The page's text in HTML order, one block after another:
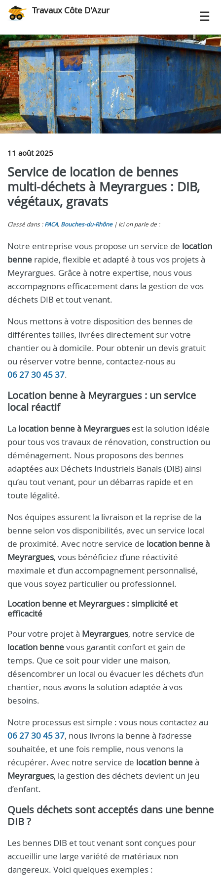
Travaux Côte D'Azur
11 août 2025
Service de location de bennes
multi-déchets à Meyrargues : DIB,
végétaux, gravats
Classé dans : PACA, Bouches-du-Rhône Ici on parle de :
Notre entreprise vous propose un service de location
benne rapide, flexible et adapté à tous vos projets à
Meyrargues. Grâce à notre expertise, nous vous
accompagnons efficacement dans la gestion de vos
déchets DIB et tout venant.
Nous mettons à votre disposition des bennes de
différentes tailles, livrées directement sur votre
chantier ou à domicile. Pour obtenir un devis gratuit
ou réserver votre benne, contactez-nous au
06 27 30 45 37.
Location benne à Meyrargues : un service
local réactif
La location benne à Meyrargues est la solution idéale
pour tous vos travaux de rénovation, construction ou
déménagement. Nous proposons des bennes
adaptées aux Déchets Industriels Banals (DIB) ainsi
qu’au tout venant, pour un débarras rapide et en
toute légalité.
Nos équipes assurent la livraison et la reprise de la
benne selon vos disponibilités, avec un service local
de proximité. Avec notre service de location benne à
Meyrargues, vous bénéficiez d’une réactivité
maximale et d’un accompagnement personnalisé,
que vous soyez particulier ou professionnel.
Location benne et Meyrargues : simplicité et
efficacité
Pour votre projet à Meyrargues, notre service de
location bennevous garantit confort et gain de
temps. Que ce soit pour vider une maison,
désencombrer un local ou évacuer les déchets d’un
chantier, nous avons la solution adaptée à vos
besoins.
Notre processus est simple : vous nous contactez au
06 27 30 45 37, nous livrons la benne à l’adresse
souhaitée, et une fois remplie, nous venons la
récupérer. Avec notre service de location benneà
Meyrargues, la gestion des déchets devient un jeu
d’enfant.
Quels déchets sont acceptés dans une benne
DIB ?
Les bennes DIB et tout venant sont conçues pour
accueillir une large variété de matériaux non
dangereux. Voici quelques exemples :